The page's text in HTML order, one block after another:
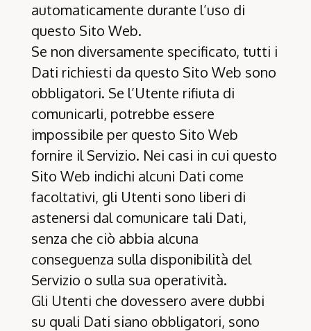
automaticamente durante l’uso di
questo Sito Web.
Se non diversamente specificato, tutti i
Dati richiesti da questo Sito Web sono
obbligatori. Se l’Utente rifiuta di
comunicarli, potrebbe essere
impossibile per questo Sito Web
fornire il Servizio. Nei casi in cui questo
Sito Web indichi alcuni Dati come
facoltativi, gli Utenti sono liberi di
astenersi dal comunicare tali Dati,
senza che ciò abbia alcuna
conseguenza sulla disponibilità del
Servizio o sulla sua operatività.
Gli Utenti che dovessero avere dubbi
su quali Dati siano obbligatori, sono